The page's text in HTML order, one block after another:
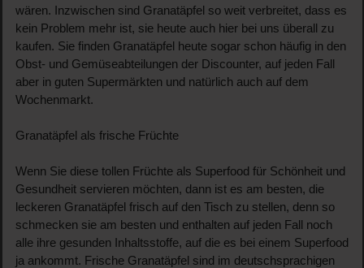
wären. Inzwischen sind Granatäpfel so weit verbreitet, dass es
kein Problem mehr ist, sie heute auch hier bei uns überall zu
kaufen. Sie finden Granatäpfel heute sogar schon häufig in den
Obst- und Gemüseabteilungen der Discounter, auf jeden Fall
aber in guten Supermärkten und natürlich auch auf dem
Wochenmarkt.
Granatäpfel als frische Früchte
Wenn Sie diese tollen Früchte als Superfood für Schönheit und
Gesundheit servieren möchten, dann ist es am besten, die
leckeren Granatäpfel frisch auf den Tisch zu stellen, denn so
schmecken sie am besten und enthalten auf jeden Fall noch
alle ihre gesunden Inhaltsstoffe, auf die es bei einem Superfood
ja ankommt. Frische Granatäpfel sind im deutschsprachigen